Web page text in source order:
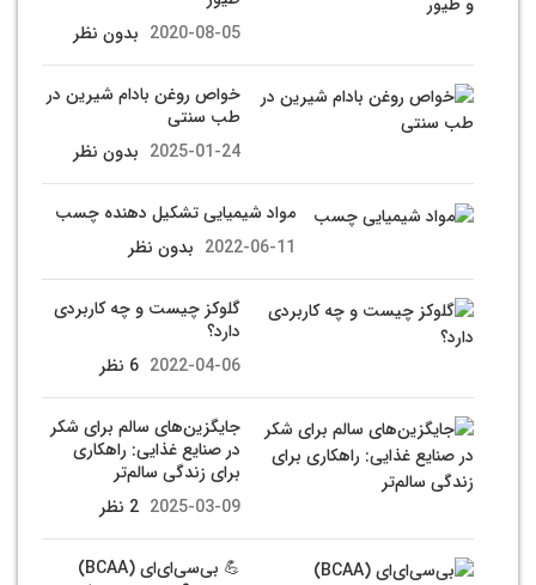
2020-08-05 بدون نظر
خواص روغن بادام شیرین در
طب سنتی
2025-01-24 بدون نظر
مواد شیمیایی تشکیل دهنده چسب
2022-06-11 بدون نظر
گلوکز چیست و چه کاربردی
دارد؟
2022-04-06 6 نظر
جایگزین‌های سالم برای شکر
در صنایع غذایی: راهکاری
برای زندگی سالم‌تر
2025-03-09 2 نظر
💪 بی‌سی‌ای‌ای (BCAA)